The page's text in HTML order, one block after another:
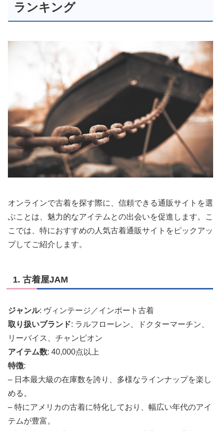
ランキング
オンラインで古着を探す際に、信頼できる通販サイトを選
ぶことは、魅力的なアイテムとの出会いを促進します。こ
こでは、特におすすめの人気古着通販サイトをピックアッ
プしてご紹介します。
1. 古着屋JAM
ジャンル: ヴィンテージ／インポート古着
取り扱いブランド: ラルフローレン、ドクターマーチン、
リーバイス、チャンピオン
アイテム数: 40,000点以上
特徴:
– 日本最大級の在庫数を誇り、多様なラインナップを楽し
める。
– 特にアメリカの古着に特化しており、幅広い年代のアイ
テムが豊富。